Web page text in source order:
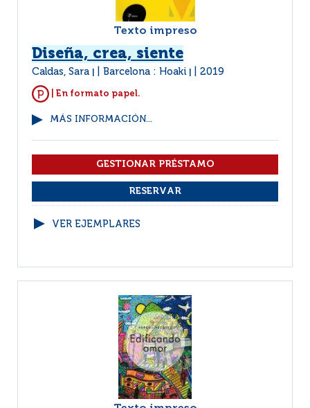
Texto impreso
Diseña, crea, siente
Caldas, Sara Barcelona : Hoaki 2019
| En formato papel.
MÁS INFORMACIÓN...
VER EJEMPLARES